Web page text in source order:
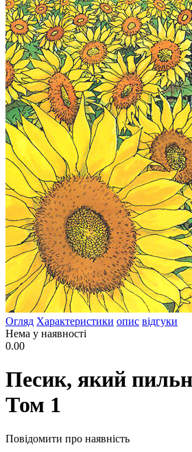
Огляд Характеристики опис відгуки
Нема у наявності
0.00
Песик, який
Том 1
Повідомити про наявність